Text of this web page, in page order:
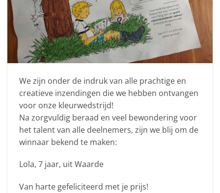
We zijn onder de indruk van alle prachtige en
creatieve inzendingen die we hebben ontvangen
voor onze kleurwedstrijd!
Na zorgvuldig beraad en veel bewondering voor
het talent van alle deelnemers, zijn we blij om de
winnaar bekend te maken:
Lola, 7 jaar, uit Waarde
Van harte gefeliciteerd met je prijs!